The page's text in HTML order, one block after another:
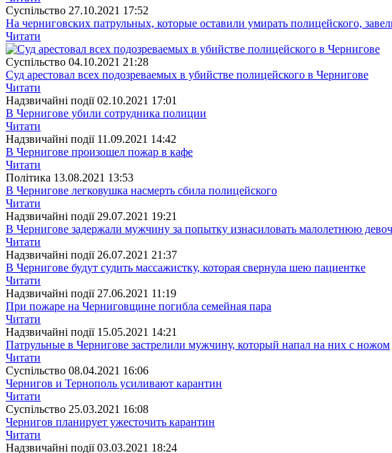
Суспiльство 27.10.2021 17:52
На черниговских патрульных, которые оставили умирать полицейского,
Читати
Суспiльство 04.10.2021 21:28
Суд арестовал всех подозреваемых в убийстве полицейского в Чернигове
Читати
Надзвичайні події 02.10.2021 17:01
В Чернигове убили сотрудника полиции
Читати
Надзвичайні події 11.09.2021 14:42
В Чернигове произошел пожар в кафе
Читати
Полiтика 13.08.2021 13:53
В Чернигове легковушка насмерть сбила полицейского
Читати
Надзвичайні події 29.07.2021 19:21
В Чернигове задержали мужчину за попытку изнасиловать малолетнюю
Читати
Надзвичайні події 26.07.2021 21:37
В Чернигове будут судить массажистку, которая свернула шею пациентке
Читати
Надзвичайні події 27.06.2021 11:19
При пожаре на Черниговщине погибла семейная пара
Читати
Надзвичайні події 15.05.2021 14:21
Патрульные в Чернигове застрелили мужчину, который напал на них с ножом
Читати
Суспiльство 08.04.2021 16:06
Чернигов и Тернополь усиливают карантин
Читати
Суспiльство 25.03.2021 16:08
Чернигов планирует ужесточить карантин
Читати
Надзвичайні події 03.03.2021 18:24